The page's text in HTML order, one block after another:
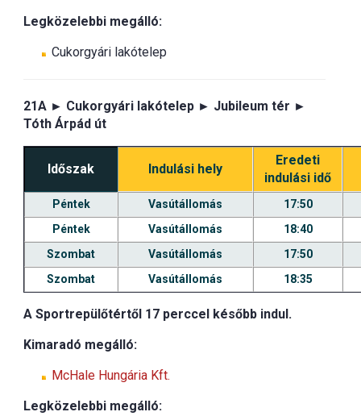
Legközelebbi megálló:
Cukorgyári lakótelep
21A ► Cukorgyári lakótelep ► Jubileum tér ►
Tóth Árpád út
Időszak Indulási hely
Eredeti
indulási idő
Péntek Vasútállomás
17:50
Péntek
Vasútállomás
18:40
Szombat
Vasútállomás
17:50
Szombat
Vasútállomás 18:35
A Sportrepülőtértől 17 perccel később indul.
Kimaradó megálló:
McHale Hungária Kft.
Legközelebbi megálló: